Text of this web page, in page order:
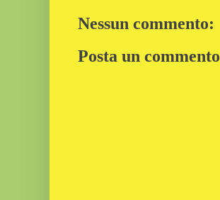
Nessun commento:
Posta un commento